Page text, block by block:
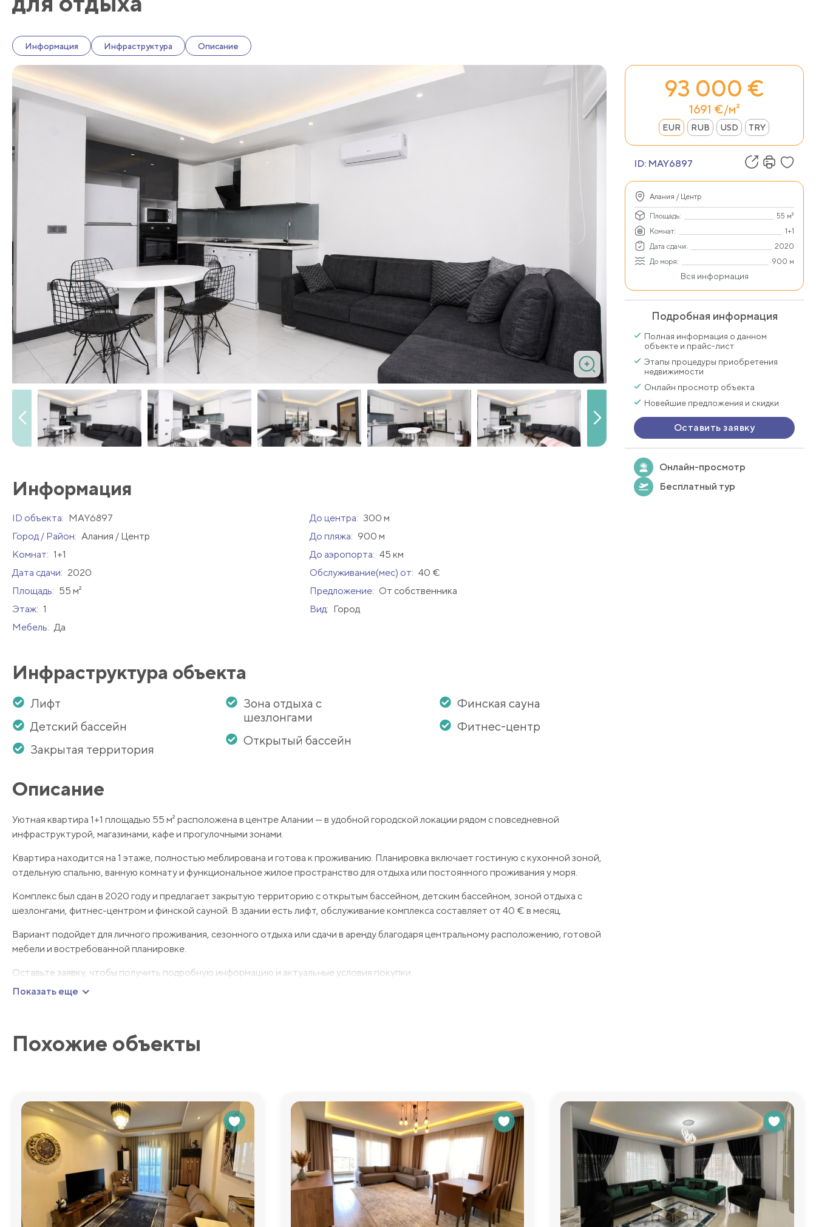
Информация Инфраструктура Описание
Информация
ID объекта: MAY6897 До центра: 300 м
Город / Район: Алания / Центр До пляжа: 900 м
Комнат: 1+1 До аэропорта: 45 км
Дата сдачи: 2020 Обслуживание(мес) от: 40 €
Площадь: 55 м² Предложение: От собственника
Этаж: 1 Вид: Город
Мебель: Да
Инфраструктура объекта
Лифт
Детский бассейн
Закрытая территория
Зона отдыха с
шезлонгами
Открытый бассейн
Финская сауна
Фитнес-центр
Описание
Уютная квартира 1+1 площадью 55 м² расположена в центре Алании — в удобной городской локации рядом с повседневной
инфраструктурой, магазинами, кафе и прогулочными зонами.
Квартира находится на 1 этаже, полностью меблирована и готова к проживанию. Планировка включает гостиную с кухонной зоной,
отдельную спальню, ванную комнату и функциональное жилое пространство для отдыха или постоянного проживания у моря.
Комплекс был сдан в 2020 году и предлагает закрытую территорию с открытым бассейном, детским бассейном, зоной отдыха с
шезлонгами, фитнес-центром и финской сауной. В здании есть лифт, обслуживание комплекса составляет от 40 € в месяц.
Вариант подойдет для личного проживания, сезонного отдыха или сдачи в аренду благодаря центральному расположению, готовой
мебели и востребованной планировке.
Оставьте заявку, чтобы получить подробную информацию и актуальные условия покупки.
Показать еще
93 000 €
1691 €/м²
EUR RUB USD TRY
ID: MAY6897
Алания / Центр
Площадь:
55 м²
Комнат:
1+1
Дата сдачи:
2020
До моря:
900 м
Вся информация
Подробная информация
Полная информация о данном
объекте и прайс-лист
Этапы процедуры приобретения
недвижимости
Онлайн просмотр объекта
Новейшие предложения и скидки
Оставить заявку
Онлайн-просмотр
Бесплатный тур
Похожие объекты